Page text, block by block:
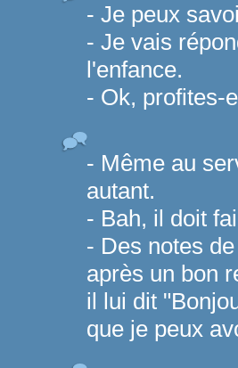
- Je peux
- Je vais
l'enfance.
- Ok, profites-
- Même au
autant.
- Bah, il doit
- Des notes
après un bon
il lui dit
que je peux